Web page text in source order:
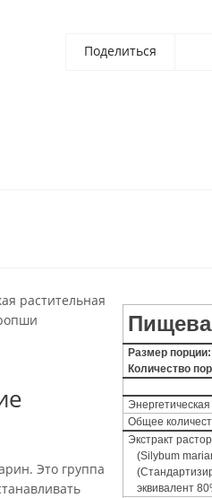
Поделиться
растительная
Это группа
Размер порции:
Количество
Общее
Экстракт
(Silybum
эквивалент